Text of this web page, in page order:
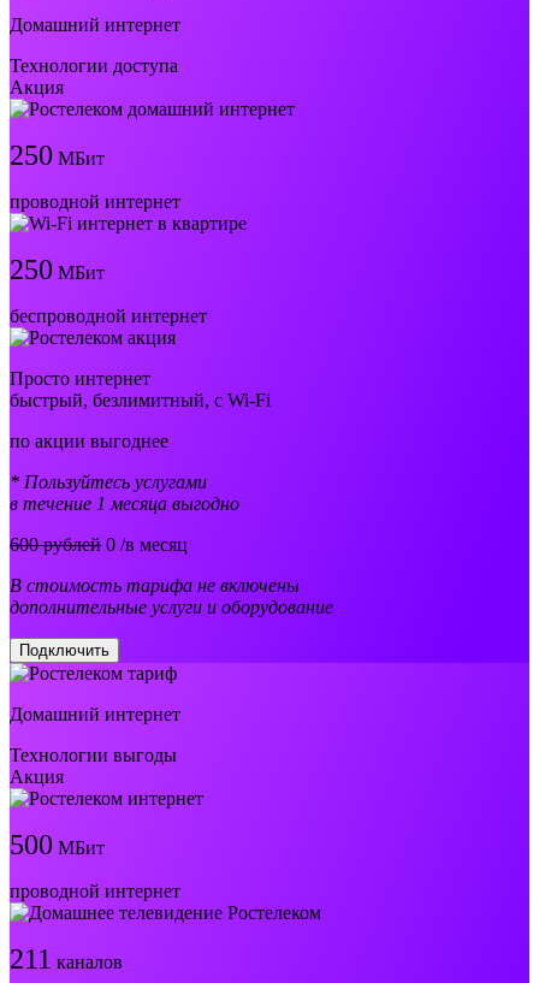
Домашний интернет
Технологии доступа
Акция
250 МБит
проводной интернет
250 МБит
беспроводной интернет
Просто интернет
быстрый, безлимитный, с Wi-Fi
по акции выгоднее
* Пользуйтесь услугами
в течение 1 месяца выгодно
600 рублей 0 /в месяц
В стоимость тарифа не включены
дополнительные услуги и оборудование
Подключить
Домашний интернет
Технологии выгоды
Акция
500 МБит
проводной интернет
211 каналов